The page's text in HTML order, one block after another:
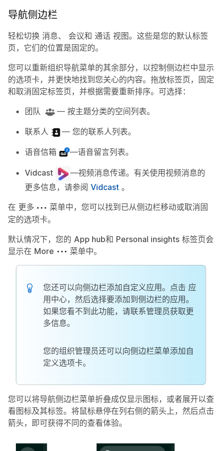
导航侧边栏
轻松切换 消息、 会议和 通话 视图。这些是您的默认标签
页，它们的位置是固定的。
您可以重新组织导航菜单的其余部分，以控制侧边栏中显示
的选项卡，并更快地找到您关心的内容。拖放标签页，固定
和取消固定标签页，并根据需要重新排序。可选择：
团队
— 按主题分类的空间列表。
联系人 — 您的联系人列表。
语音信箱 —语音留言列表。
Vidcast
—视频消息传递。有关使用视频消息的
更多信息，请参阅 Vidcast 。
在 更多
菜单中，您可以找到已从侧边栏移动或取消固
定的选项卡。
默认情况下，您的 App hub和 Personal insights 标签页会
显示在 More 菜单中。
您还可以向侧边栏添加自定义应用。点击 应
用中心，然后选择要添加到侧边栏的应用。
如果您看不到此功能，请联系管理员获取更
多信息。
您的组织管理员还可以向侧边栏菜单添加自
定义选项卡。
您可以将导航侧边栏菜单折叠成仅显示图标，或者展开以查
看图标及其标签。将鼠标悬停在列右侧的箭头上，然后点击
箭头，即可获得不同的查看体验。